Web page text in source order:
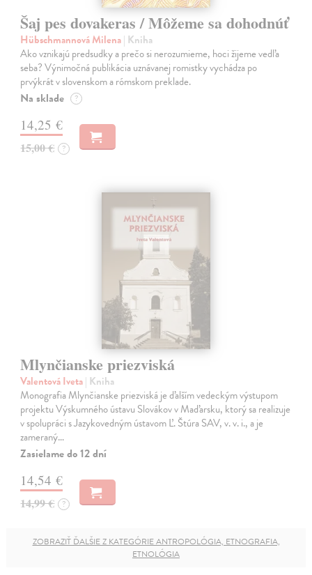
Šaj pes dovakeras / Môžeme sa dohodnúť
Hübschmannová Milena| Kniha
Ako vznikajú predsudky a prečo si nerozumieme, hoci žijeme vedľa
seba? Výnimočná publikácia uznávanej romistky vychádza po
prvýkrát v slovenskom a rómskom preklade.
Na sklade ?
14,25 €
15,00 € ?
Mlynčianske priezviská
Valentová Iveta| Kniha
Monografia Mlynčianske priezviská je ďalším vedeckým výstupom
projektu Výskumného ústavu Slovákov v Maďarsku, ktorý sa realizuje
v spolupráci s Jazykovedným ústavom Ľ. Štúra SAV, v. v. i., a je
zameraný…
Zasielame do 12 dní
14,54 €
14,99 € ?
ZOBRAZIŤ ĎALŠIE Z KATEGÓRIE ANTROPOLÓGIA, ETNOGRAFIA,
ETNOLÓGIA